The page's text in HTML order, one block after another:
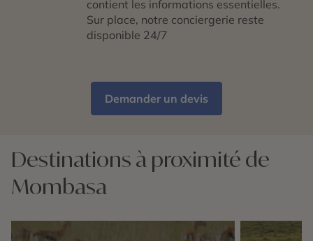
contient les informations essentielles.
Sur place, notre conciergerie reste
disponible 24/7
Demander un devis
Destinations à proximité de
Mombasa